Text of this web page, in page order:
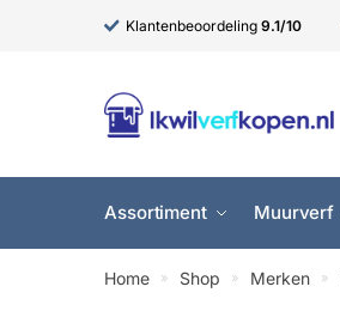
Klantenbeoordeling9.1/10
Assortiment Muurverf
Home » Shop » Merken »